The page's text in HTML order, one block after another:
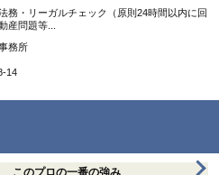
務・リーガルチェック（原則24時間以内に回
産問題等...
務所
14
このプロの一番の強み